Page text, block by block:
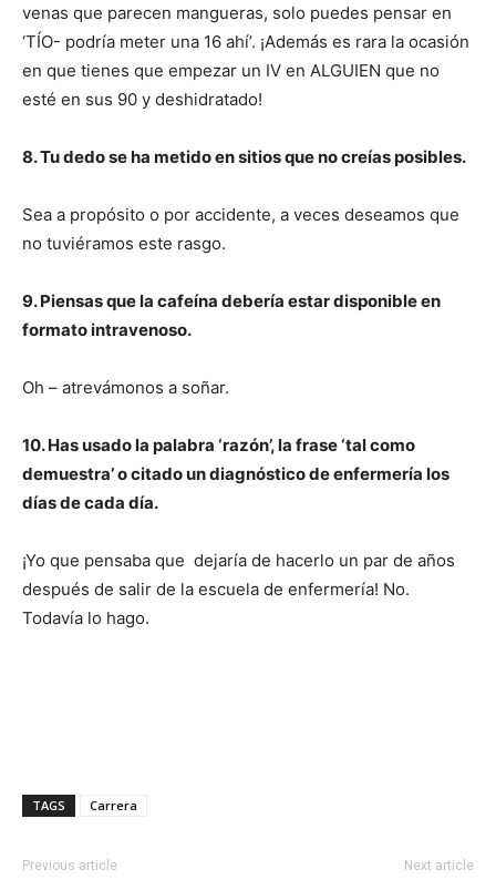
I've read and accept thePrivacy Policy.
venas que parecen mangueras, solo puedes pensar en
‘TÍO- podría meter una 16 ahí’. ¡Además es rara la ocasión
en que tienes que empezar un IV en ALGUIEN que no
esté en sus 90 y deshidratado!
8. Tu dedo se ha metido en sitios que no creías posibles.
Sea a propósito o por accidente, a veces deseamos que
no tuviéramos este rasgo.
9. Piensas que la cafeína debería estar disponible en
formato intravenoso.
Oh – atrevámonos a soñar.
10. Has usado la palabra ‘razón’, la frase ‘tal como
demuestra’ o citado un diagnóstico de enfermería los
días de cada día.
¡Yo que pensaba que dejaría de hacerlo un par de años
después de salir de la escuela de enfermería! No.
Todavía lo hago.
TAGS Carrera
Previous article Next article